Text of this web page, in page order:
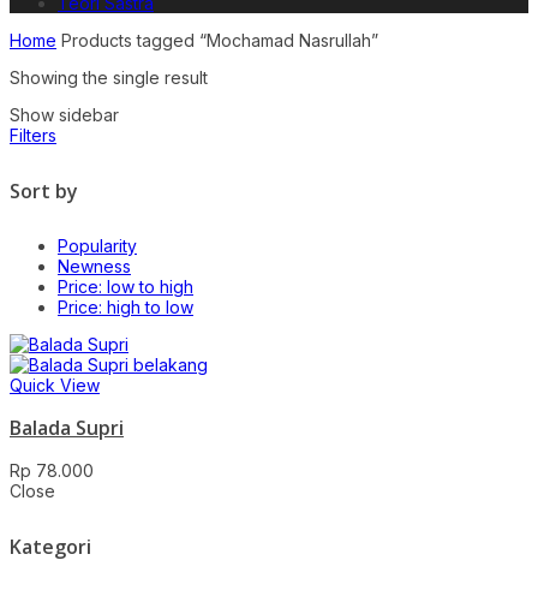
Home Products tagged “Mochamad Nasrullah”
Showing the single result
Show sidebar
Filters
Sort by
Popularity
Newness
Price: low to high
Price: high to low
Quick View
Balada Supri
Rp 78.000
Close
Kategori